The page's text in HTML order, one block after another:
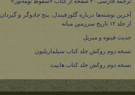
آخرین نوشته‌ها درباره گلورفیندل، پنج جادوگر و گیردان
از جلد ۱۲ تاریخ سرزمین میانه
حدیث فینوه و میریل
نسخه دوم روکش جلد کتاب سیلماریلیون
نسخه دوم روکش جلد کتاب هابیت